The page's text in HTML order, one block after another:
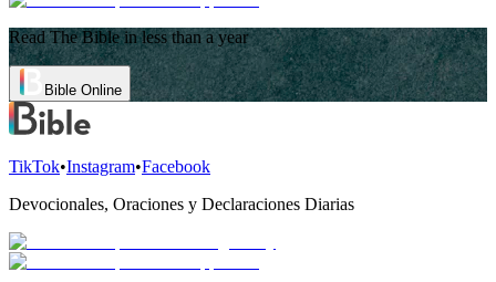
Read The Bible in less than a year
Bible Online
TikTok•Instagram•Facebook
Devocionales, Oraciones y Declaraciones Diarias